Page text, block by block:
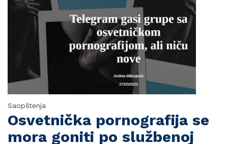
Saopštenja
Osvetnička pornografija se
mora goniti po službenoj